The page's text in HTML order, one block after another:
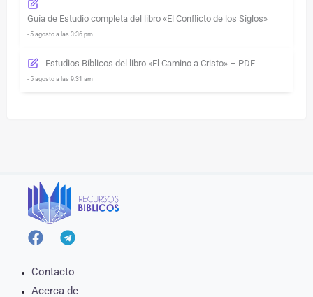
Guía de Estudio completa del libro «El Conflicto de los Siglos»
- 5 agosto a las 3:36 pm
Estudios Bíblicos del libro «El Camino a Cristo» – PDF
- 5 agosto a las 9:31 am
Contacto
Acerca de